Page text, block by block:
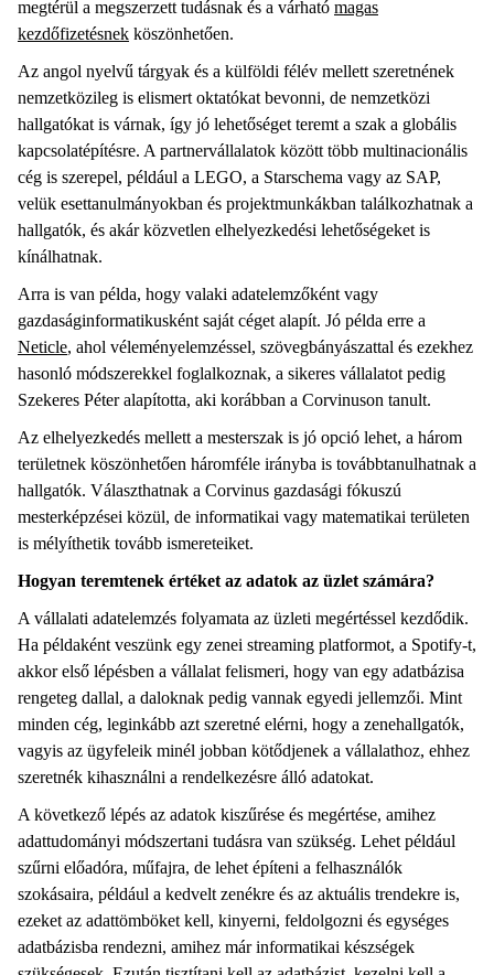
megtérül a megszerzett tudásnak és a várható magas
kezdőfizetésnek köszönhetően.
Az angol nyelvű tárgyak és a külföldi félév mellett szeretnének
nemzetközileg is elismert oktatókat bevonni, de nemzetközi
hallgatókat is várnak, így jó lehetőséget teremt a szak a globális
kapcsolatépítésre. A partnervállalatok között több multinacionális
cég is szerepel, például a LEGO, a Starschema vagy az SAP,
velük esettanulmányokban és projektmunkákban találkozhatnak a
hallgatók, és akár közvetlen elhelyezkedési lehetőségeket is
kínálhatnak.
Arra is van példa, hogy valaki adatelemzőként vagy
gazdaságinformatikusként saját céget alapít. Jó példa erre a
Neticle, ahol véleményelemzéssel, szövegbányászattal és ezekhez
hasonló módszerekkel foglalkoznak, a sikeres vállalatot pedig
Szekeres Péter alapította, aki korábban a Corvinuson tanult.
Az elhelyezkedés mellett a mesterszak is jó opció lehet, a három
területnek köszönhetően háromféle irányba is továbbtanulhatnak a
hallgatók. Választhatnak a Corvinus gazdasági fókuszú
mesterképzései közül, de informatikai vagy matematikai területen
is mélyíthetik tovább ismereteiket.
Hogyan teremtenek értéket az adatok az üzlet számára?
A vállalati adatelemzés folyamata az üzleti megértéssel kezdődik.
Ha példaként veszünk egy zenei streaming platformot, a Spotify-t,
akkor első lépésben a vállalat felismeri, hogy van egy adatbázisa
rengeteg dallal, a daloknak pedig vannak egyedi jellemzői. Mint
minden cég, leginkább azt szeretné elérni, hogy a zenehallgatók,
vagyis az ügyfeleik minél jobban kötődjenek a vállalathoz, ehhez
szeretnék kihasználni a rendelkezésre álló adatokat.
A következő lépés az adatok kiszűrése és megértése, amihez
adattudományi módszertani tudásra van szükség. Lehet például
szűrni előadóra, műfajra, de lehet építeni a felhasználók
szokásaira, például a kedvelt zenékre és az aktuális trendekre is,
ezeket az adattömböket kell, kinyerni, feldolgozni és egységes
adatbázisba rendezni, amihez már informatikai készségek